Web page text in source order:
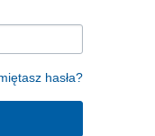
hasła?